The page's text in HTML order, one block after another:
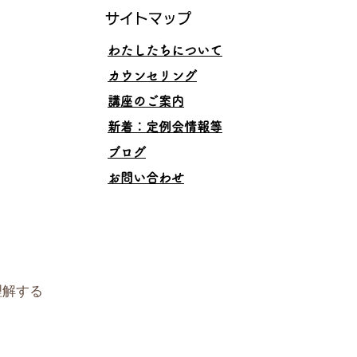
する
サイトマップ
わたしたちについて
カウンセリング
講座のご案内
​新着：定例会情報等
ブログ
お問い合わせ